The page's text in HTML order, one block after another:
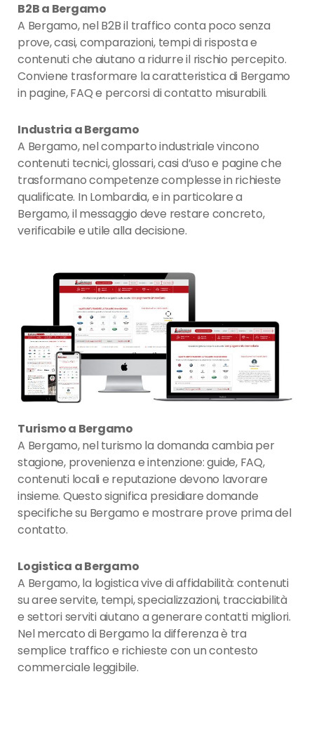
B2B a Bergamo
A Bergamo, nel B2B il traffico conta poco senza
prove, casi, comparazioni, tempi di risposta e
contenuti che aiutano a ridurre il rischio percepito.
Conviene trasformare la caratteristica di Bergamo
in pagine, FAQ e percorsi di contatto misurabili.
Industria a Bergamo
A Bergamo, nel comparto industriale vincono
contenuti tecnici, glossari, casi d’uso e pagine che
trasformano competenze complesse in richieste
qualificate. In Lombardia, e in particolare a
Bergamo, il messaggio deve restare concreto,
verificabile e utile alla decisione.
Turismo a Bergamo
A Bergamo, nel turismo la domanda cambia per
stagione, provenienza e intenzione: guide, FAQ,
contenuti locali e reputazione devono lavorare
insieme. Questo significa presidiare domande
specifiche su Bergamo e mostrare prove prima del
contatto.
Logistica a Bergamo
A Bergamo, la logistica vive di affidabilità: contenuti
su aree servite, tempi, specializzazioni, tracciabilità
e settori serviti aiutano a generare contatti migliori.
Nel mercato di Bergamo la differenza è tra
semplice traffico e richieste con un contesto
commerciale leggibile.